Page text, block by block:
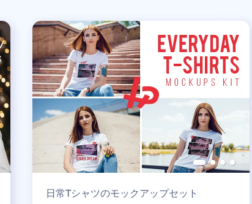
日常Tシャツのモックアップセット